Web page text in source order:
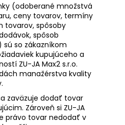
(odoberané množstvá
ceny tovarov, termíny
tovarov, spôsoby
spôsob
so zákazníkom
kupujúceho a
ZU-JA Max2 s.r.o.
manažérstva kvality
zaväzuje dodať tovar
Zároveň si ZU-JA
právo tovar nedodať v